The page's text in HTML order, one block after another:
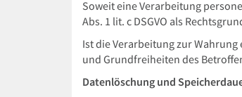
Soweit eine Verarbeitung
Abs. 1 lit. c DSGVO als
Ist die Verarbeitung zur
und Grundfreiheiten des
Datenlöschung und